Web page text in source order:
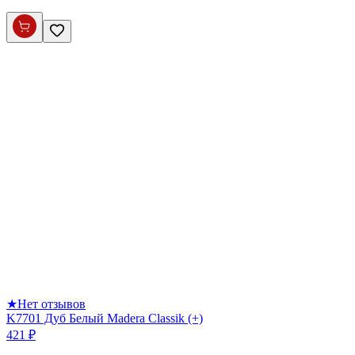
★Нет отзывов
K7701 Дуб Белый Madera Classik (+)
421 ₽